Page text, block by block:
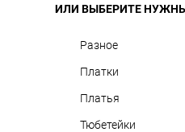
ИЛИ ВЫБЕРИТЕ
Разное
Платки
Платья
Тюбетейки